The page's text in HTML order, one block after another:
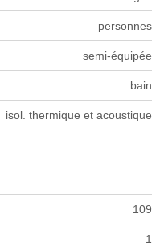
personnes
semi-équipée
bain
isol. thermique et acoustique
109
1